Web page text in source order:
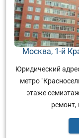
Москва, 1-й
Юридический
метро
этаже
ремонт,